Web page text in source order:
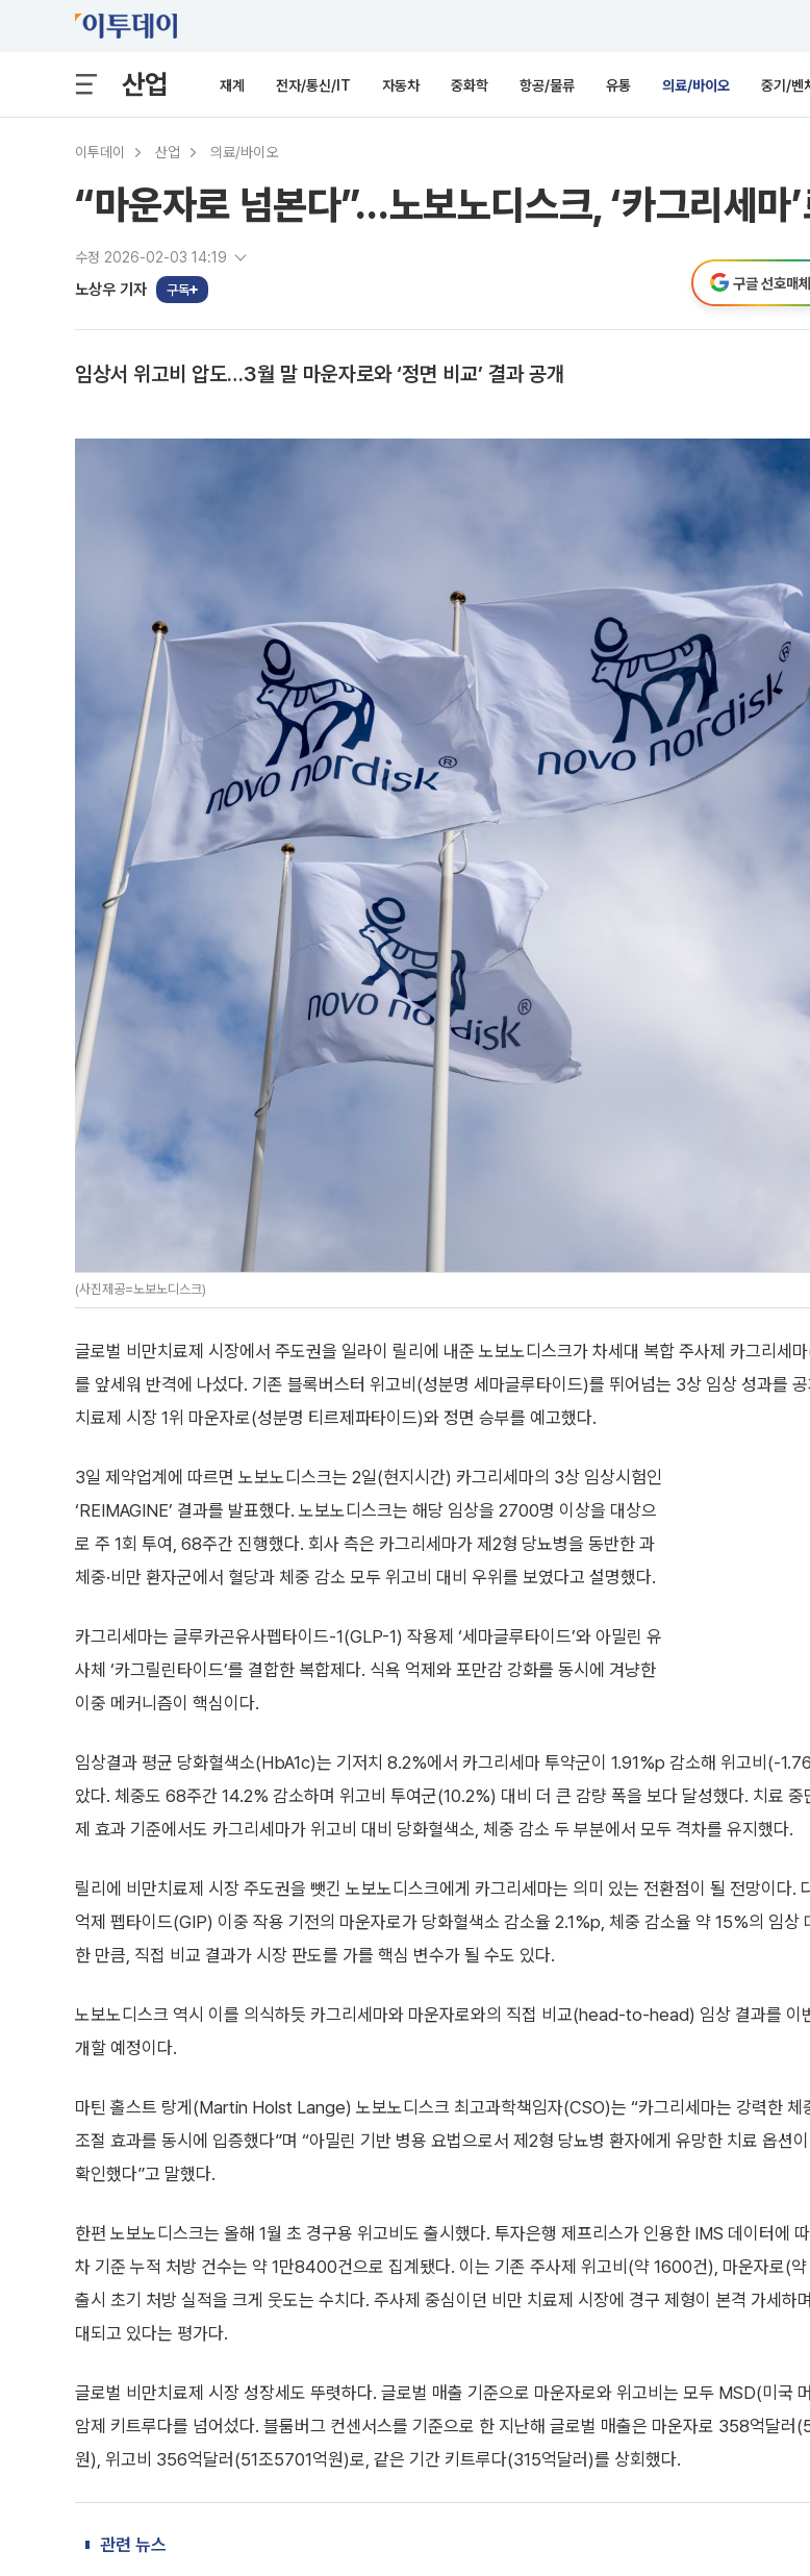
산업 재계 전자/통신/IT 자동차 중화학 항공/물류 유통 의료/바이오 중기/벤
이투데이 산업 의료/바이오
“마운자로 넘본다”…노보노디스크, ‘카그리세마
수정 2026-02-03 14:19
노상우 기자 구독 구글 선호매
임상서 위고비 압도…3월 말 마운자로와 ‘정면 비교’ 결과 공개
(사진제공=노보노디스크)
글로벌 비만치료제 시장에서 주도권을 일라이 릴리에 내준 노보노디스크가 차세대 복합 주사제 카그리세
를 앞세워 반격에 나섰다. 기존 블록버스터 위고비(성분명 세마글루타이드)를 뛰어넘는 3상 임상 성과를
치료제 시장 1위 마운자로(성분명 티르제파타이드)와 정면 승부를 예고했다.
3일 제약업계에 따르면 노보노디스크는 2일(현지시간) 카그리세마의 3상 임상시험인
‘REIMAGINE’ 결과를 발표했다. 노보노디스크는 해당 임상을 2700명 이상을 대상으
로 주 1회 투여, 68주간 진행했다. 회사 측은 카그리세마가 제2형 당뇨병을 동반한 과
체중·비만 환자군에서 혈당과 체중 감소 모두 위고비 대비 우위를 보였다고 설명했다.
카그리세마는 글루카곤유사펩타이드-1(GLP-1) 작용제 ‘세마글루타이드’와 아밀린 유
사체 ‘카그릴린타이드’를 결합한 복합제다. 식욕 억제와 포만감 강화를 동시에 겨냥한
이중 메커니즘이 핵심이다.
임상결과 평균 당화혈색소(HbA1c)는 기저치 8.2%에서 카그리세마 투약군이 1.91%p 감소해 위고비(-
았다. 체중도 68주간 14.2% 감소하며 위고비 투여군(10.2%) 대비 더 큰 감량 폭을 보다 달성했다. 치료 중
제 효과 기준에서도 카그리세마가 위고비 대비 당화혈색소, 체중 감소 두 부분에서 모두 격차를 유지했다.
릴리에 비만치료제 시장 주도권을 뺏긴 노보노디스크에게 카그리세마는 의미 있는 전환점이 될 전망이다.
억제 펩타이드(GIP) 이중 작용 기전의 마운자로가 당화혈색소 감소율 2.1%p, 체중 감소율 약 15%의 임상
한 만큼, 직접 비교 결과가 시장 판도를 가를 핵심 변수가 될 수도 있다.
노보노디스크 역시 이를 의식하듯 카그리세마와 마운자로와의 직접 비교(head-to-head) 임상 결과를 이
개할 예정이다.
마틴 홀스트 랑게(Martin Holst Lange) 노보노디스크 최고과학책임자(CSO)는 “카그리세마는 강력한 체
조절 효과를 동시에 입증했다”며 “아밀린 기반 병용 요법으로서 제2형 당뇨병 환자에게 유망한 치료 옵션
확인했다”고 말했다.
한편 노보노디스크는 올해 1월 초 경구용 위고비도 출시했다. 투자은행 제프리스가 인용한 IMS 데이터에
차 기준 누적 처방 건수는 약 1만8400건으로 집계됐다. 이는 기존 주사제 위고비(약 1600건), 마운자로(
출시 초기 처방 실적을 크게 웃도는 수치다. 주사제 중심이던 비만 치료제 시장에 경구 제형이 본격 가세하
대되고 있다는 평가다.
글로벌 비만치료제 시장 성장세도 뚜렷하다. 글로벌 매출 기준으로 마운자로와 위고비는 모두 MSD(미국
암제 키트루다를 넘어섰다. 블룸버그 컨센서스를 기준으로 한 지난해 글로벌 매출은 마운자로 358억달러
원), 위고비 356억달러(51조5701억원)로, 같은 기간 키트루다(315억달러)를 상회했다.
관련 뉴스